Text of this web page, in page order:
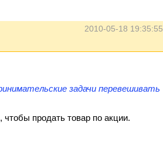
2010-05-18 19:35:55
задачи перевешивать
продать товар по акции.